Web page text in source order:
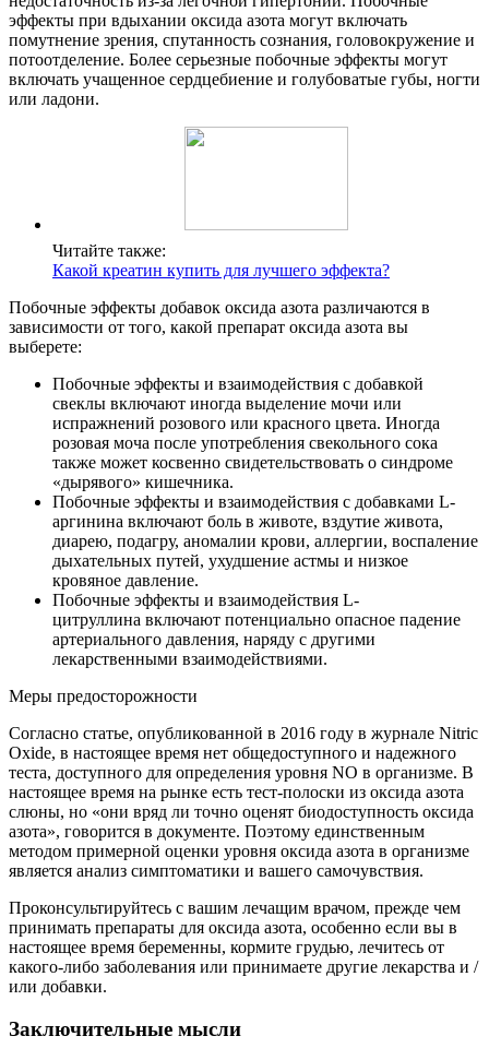
эффекты при вдыхании оксида азота могут включать
помутнение зрения, спутанность сознания, головокружение и
потоотделение. Более серьезные побочные эффекты могут
включать учащенное сердцебиение и голубоватые губы, ногти
или ладони.
Читайте также:
Какой креатин купить для лучшего эффекта?
Побочные эффекты добавок оксида азота различаются в
зависимости от того, какой препарат оксида азота вы
выберете:
Побочные эффекты и взаимодействия с добавкой
свеклы включают иногда выделение мочи или
испражнений розового или красного цвета. Иногда
розовая моча после употребления свекольного сока
также может косвенно свидетельствовать о синдроме
«дырявого» кишечника.
Побочные эффекты и взаимодействия с добавками L-
аргинина включают боль в животе, вздутие живота,
диарею, подагру, аномалии крови, аллергии, воспаление
дыхательных путей, ухудшение астмы и низкое
кровяное давление.
Побочные эффекты и взаимодействия L-
цитруллина включают потенциально опасное падение
артериального давления, наряду с другими
лекарственными взаимодействиями.
Меры предосторожности
Согласно статье, опубликованной в 2016 году в журнале Nitric
Oxide, в настоящее время нет общедоступного и надежного
теста, доступного для определения уровня NO в организме. В
настоящее время на рынке есть тест-полоски из оксида азота
слюны, но «они вряд ли точно оценят биодоступность оксида
азота», говорится в документе. Поэтому единственным
методом примерной оценки уровня оксида азота в организме
является анализ симптоматики и вашего самочувствия.
Проконсультируйтесь с вашим лечащим врачом, прежде чем
принимать препараты для оксида азота, особенно если вы в
настоящее время беременны, кормите грудью, лечитесь от
какого-либо заболевания или принимаете другие лекарства и /
или добавки.
Заключительные мысли